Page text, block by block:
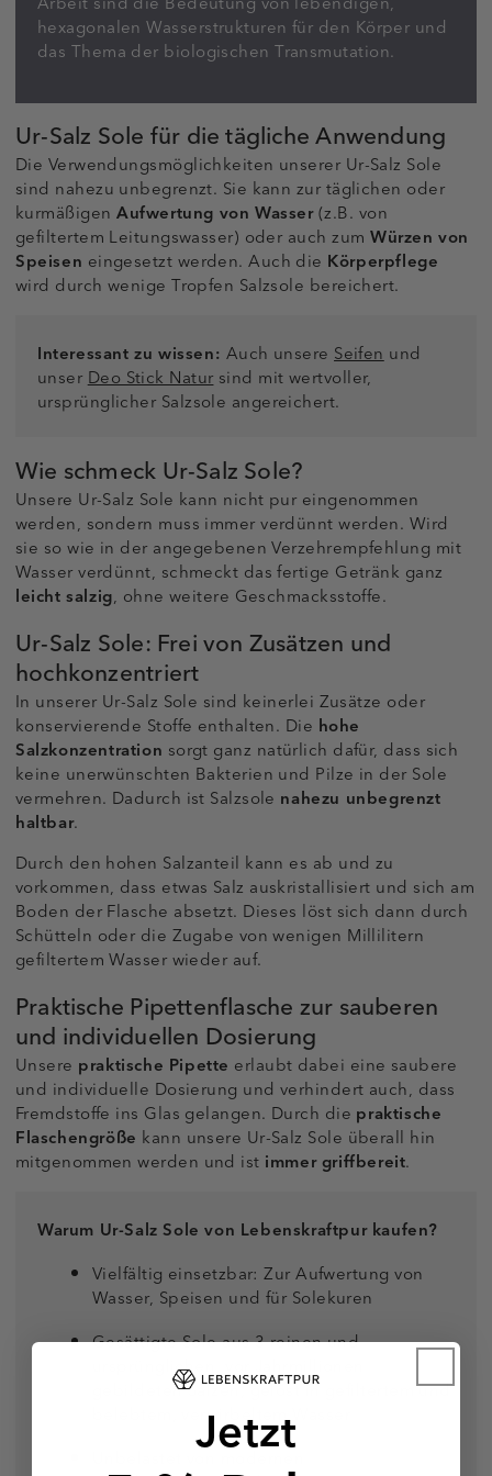
hexagonalen Wasserstrukturen für den Körper und
das Thema der biologischen Transmutation.
Ur-Salz Sole für die tägliche Anwendung
Die Verwendungsmöglichkeiten unserer Ur-Salz Sole
sind nahezu unbegrenzt. Sie kann zur täglichen oder
kurmäßigen Aufwertung von Wasser(z.B. von
gefiltertem Leitungswasser) oder auch zum Würzen von
Speisen eingesetzt werden. Auch die Körperpflege
wird durch wenige Tropfen Salzsole bereichert.
Interessant zu wissen: Auch unsereSeifenund
unserDeo Stick Natursind mit wertvoller,
ursprünglicher Salzsole angereichert.
Wie schmeck Ur-Salz Sole?
Unsere Ur-Salz Sole kann nicht pur eingenommen
werden, sondern muss immer verdünnt werden. Wird
sie so wie in der angegebenen Verzehrempfehlung mit
Wasser verdünnt, schmeckt das fertige Getränk ganz
leicht salzig, ohne weitere Geschmacksstoffe.
Ur-Salz Sole: Frei von Zusätzen und
hochkonzentriert
In unserer Ur-Salz Sole sind keinerlei Zusätze oder
konservierende Stoffe enthalten. Die hohe
Salzkonzentration sorgt ganz natürlich dafür, dass sich
keine unerwünschten Bakterien und Pilze in der Sole
vermehren. Dadurch ist Salzsole nahezu unbegrenzt
haltbar.
Durch den hohen Salzanteil kann es ab und zu
vorkommen, dass etwas Salz auskristallisiert und sich am
Boden der Flasche absetzt. Dieses löst sich dann durch
Schütteln oder die Zugabe von wenigen Millilitern
gefiltertem Wasser wieder auf.
Praktische Pipettenflasche zur sauberen
und individuellen Dosierung
Unsere praktische Pipette erlaubt dabei eine saubere
und individuelle Dosierung und verhindert auch, dass
Fremdstoffe ins Glas gelangen. Durch die praktische
Flaschengröße kann unsere Ur-Salz Sole überall hin
mitgenommen werden und ist immer griffbereit.
Warum Ur-Salz Sole von Lebenskraftpur kaufen?
Vielfältig einsetzbar: Zur Aufwertung von
Wasser, Speisen und für Solekuren
Gesättigte Sole aus 3 reinen und
ursprünglichen, vor Jahrmillionen
gebildeten Salzen, gelöst in gefiltertem und
belebtem, verwirbeltem Wasser
Jetzt